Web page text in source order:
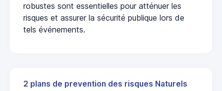
robustes sont essentielles pour atténuer les
risques et assurer la sécurité publique lors de
tels événements.
2 plans de prevention des risques Naturels